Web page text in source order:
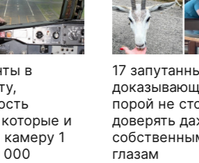
17 запутанных фото,
доказывающих, что
порой не стоит
доверять даже
собственным
глазам
13